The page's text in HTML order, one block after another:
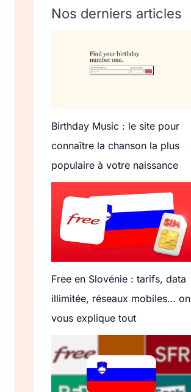
Nos derniers articles
Birthday Music : le site pour
connaître la chanson la plus
populaire à votre naissance
Free en Slovénie : tarifs, data
illimitée, réseaux mobiles… on
vous explique tout